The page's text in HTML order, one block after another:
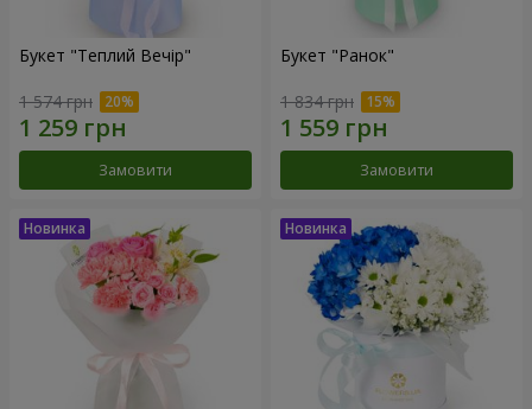
Букет "Теплий Вечір"
1 574 грн
Замовити
Букет "Ранок"
1 834 грн
Замовити